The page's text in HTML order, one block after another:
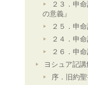
２３．申
の意義』
２５．申
２４．申
２６．申
ヨシュア記講
序．旧約